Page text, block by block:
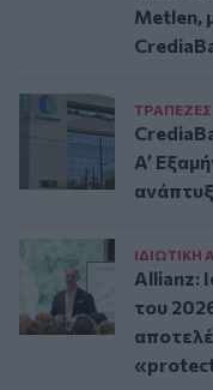
Metlen,
ΤΡAΠΕΖΕΣ
A’
ΙΔΙΩΤΙΚΗ
Allianz:
του